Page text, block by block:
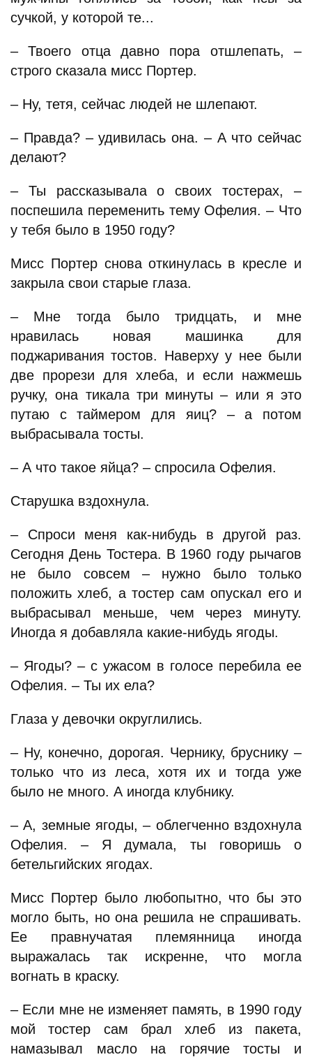
сучкой, у которой те...
– Твоего отца давно пора отшлепать, –
строго сказала мисс Портер.
– Ну, тетя, сейчас людей не шлепают.
– Правда? – удивилась она. – А что сейчас
делают?
– Ты рассказывала о своих тостерах, –
поспешила переменить тему Офелия. – Что
у тебя было в 1950 году?
Мисс Портер снова откинулась в кресле и
закрыла свои старые глаза.
– Мне тогда было тридцать, и мне
нравилась новая машинка для
поджаривания тостов. Наверху у нее были
две прорези для хлеба, и если нажмешь
ручку, она тикала три минуты – или я это
путаю с таймером для яиц? – а потом
выбрасывала тосты.
– А что такое яйца? – спросила Офелия.
Старушка вздохнула.
– Спроси меня как-нибудь в другой раз.
Сегодня День Тостера. В 1960 году рычагов
не было совсем – нужно было только
положить хлеб, а тостер сам опускал его и
выбрасывал меньше, чем через минуту.
Иногда я добавляла какие-нибудь ягоды.
– Ягоды? – с ужасом в голосе перебила ее
Офелия. – Ты их ела?
Глаза у девочки округлились.
– Ну, конечно, дорогая. Чернику, бруснику –
только что из леса, хотя их и тогда уже
было не много. А иногда клубнику.
– А, земные ягоды, – облегченно вздохнула
Офелия. – Я думала, ты говоришь о
бетельгийских ягодах.
Мисс Портер было любопытно, что бы это
могло быть, но она решила не спрашивать.
Ее правнучатая племянница иногда
выражалась так искренне, что могла
вогнать в краску.
– Если мне не изменяет память, в 1990 году
мой тостер сам брал хлеб из пакета,
намазывал масло на горячие тосты и